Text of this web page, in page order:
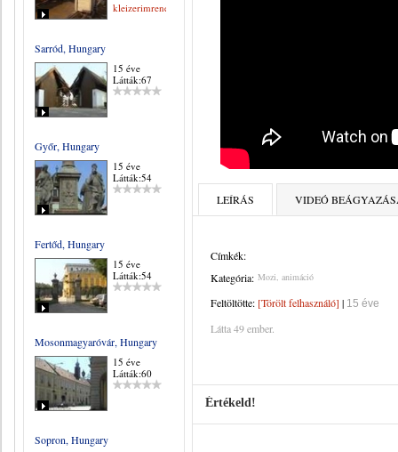
kleizerimrene
Sarród, Hungary
15 éve
Látták:67
Győr, Hungary
15 éve
Látták:54
Fertőd, Hungary
15 éve
Látták:54
Mosonmagyaróvár, Hungary
15 éve
Látták:60
Sopron, Hungary
LEÍRÁS VIDEÓ
Címkék:
Kategória: Mozi, animáció
Feltöltötte: [Törölt felhasználó] | 15 éve
Látta 49 ember.
Értékeld!